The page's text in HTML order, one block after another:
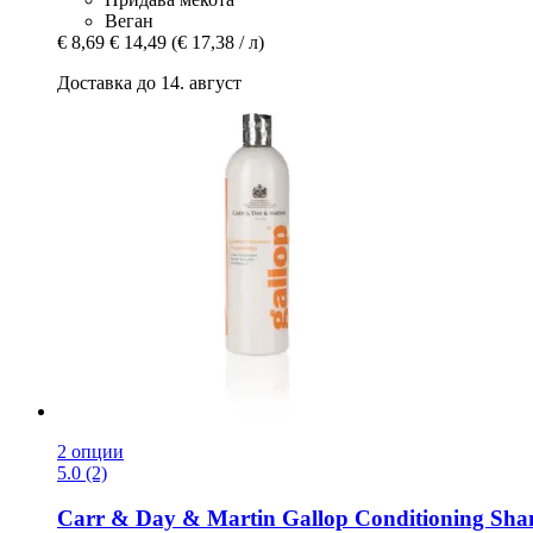
Веган
€ 8,69 € 14,49 (€ 17,38 / л)
Доставка до 14. август
2 опции
5.0 (2)
Carr & Day & Martin Gallop Conditioning